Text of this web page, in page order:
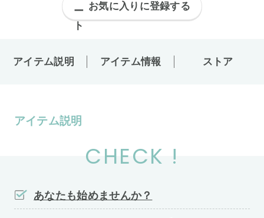
お気に入りに登録する
アイテム説明 アイテム情報 ストア
アイテム説明
CHECK !
あなたも始めませんか？